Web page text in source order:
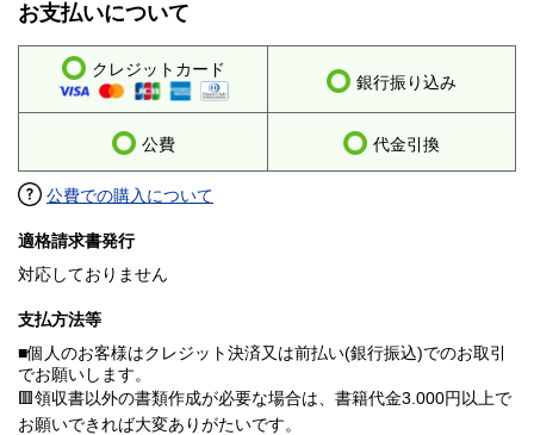
お支払いについて
クレジットカード
銀行振り込み
公費 代金引換
公費での購入について
適格請求書発行
対応しておりません
支払方法等
■個人のお客様はクレジット決済又は前払い(銀行振込)でのお取引
でお願いします。
🟥領収書以外の書類作成が必要な場合は、書籍代金3.000円以上で
お願いできれば大変ありがたいです。